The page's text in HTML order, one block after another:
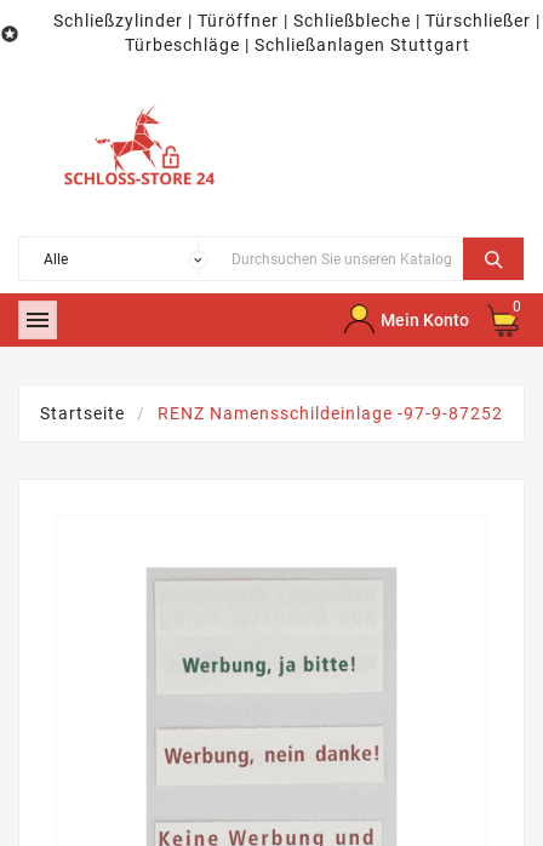

Schließzylinder | Türöffner | Schließbleche | Türschließer |
Türbeschläge | Schließanlagen Stuttgart
 Mein Konto
0
Startseite RENZ Namensschildeinlage -97-9-87252